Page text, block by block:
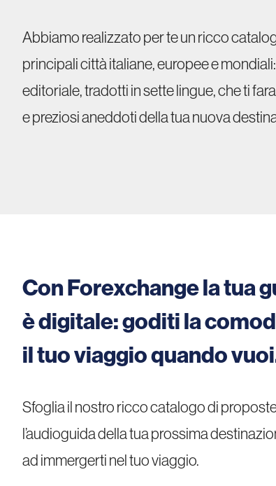
Abbiamo realizzato per te un ricco
principali città italiane, europee e
editoriale, tradotti in sette lingue, che ti
e preziosi aneddoti della tua nuova
Con Forexchange la tua
è digitale: goditi la
il tuo viaggio quando
Sfoglia il nostro ricco catalogo di
l’audioguida della tua prossima
ad immergerti nel tuo viaggio.